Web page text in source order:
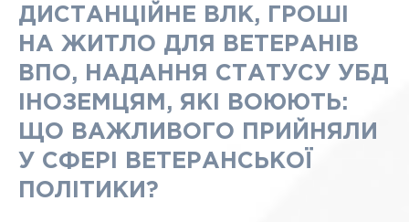
ДИСТАНЦІЙНЕ ВЛК, ГРОШІ
НА ЖИТЛО ДЛЯ ВЕТЕРАНІВ
ВПО, НАДАННЯ СТАТУСУ УБД
ІНОЗЕМЦЯМ, ЯКІ ВОЮЮТЬ:
ЩО ВАЖЛИВОГО ПРИЙНЯЛИ
У СФЕРІ ВЕТЕРАНСЬКОЇ
ПОЛІТИКИ?